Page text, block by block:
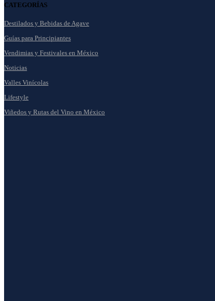
CATEGORÍAS
Destilados y Bebidas de Agave
Guías para Principiantes
Vendimias y Festivales en México
Noticias
Valles Vinícolas
Lifestyle
Viñedos y Rutas del Vino en México